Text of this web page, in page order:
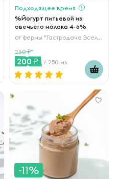
Подходящее время
%Йогурт питьевой из
овечьего молока 4-6%
от фермы "Гастродача Вселуг"
230
200 / 250 мл
-11%